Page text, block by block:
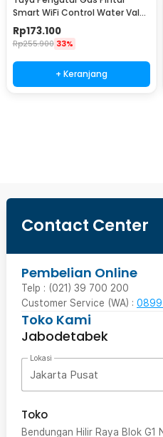
Smart WiFi Control Water Valve
Gas Controller - YB5
Rp173.100
Rp255.900 33%
+ Keranjang
Contact Center
Pembelian Online
Telp : (021) 39 700 200
Customer Service (WA) : 0899
Toko Kami
Jabodetabek
Lokasi
Jakarta Pusat
Toko
Bendungan Hilir Raya Blok G1